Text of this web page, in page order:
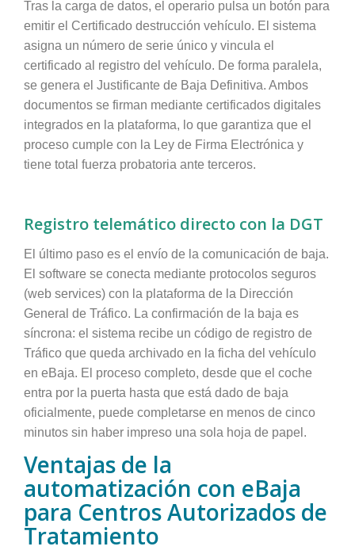
Tras la carga de datos, el operario pulsa un botón para
emitir el Certificado destrucción vehículo. El sistema
asigna un número de serie único y vincula el
certificado al registro del vehículo. De forma paralela,
se genera el Justificante de Baja Definitiva. Ambos
documentos se firman mediante certificados digitales
integrados en la plataforma, lo que garantiza que el
proceso cumple con la Ley de Firma Electrónica y
tiene total fuerza probatoria ante terceros.
Registro telemático directo con la DGT
El último paso es el envío de la comunicación de baja.
El software se conecta mediante protocolos seguros
(web services) con la plataforma de la Dirección
General de Tráfico. La confirmación de la baja es
síncrona: el sistema recibe un código de registro de
Tráfico que queda archivado en la ficha del vehículo
en eBaja. El proceso completo, desde que el coche
entra por la puerta hasta que está dado de baja
oficialmente, puede completarse en menos de cinco
minutos sin haber impreso una sola hoja de papel.
Ventajas de la
automatización con eBaja
para Centros Autorizados de
Tratamiento